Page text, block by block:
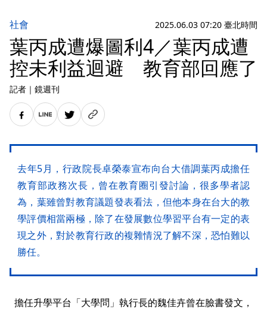
社會 2025.06.03 07:20 臺北時間
葉丙成遭爆圖利4／葉丙成遭
控未利益迴避 教育部回應了
記者 ｜ 鏡週刊
去年5月，行政院長卓榮泰宣布向台大借調葉丙成擔任
教育部政務次長，曾在教育圈引發討論，很多學者認
為，葉雖曾對教育議題發表看法，但他本身在台大的教
學評價相當兩極，除了在發展數位學習平台有一定的表
現之外，對於教育行政的複雜情況了解不深，恐怕難以
勝任。
擔任升學平台「大學問」執行長的魏佳卉曾在臉書發文，